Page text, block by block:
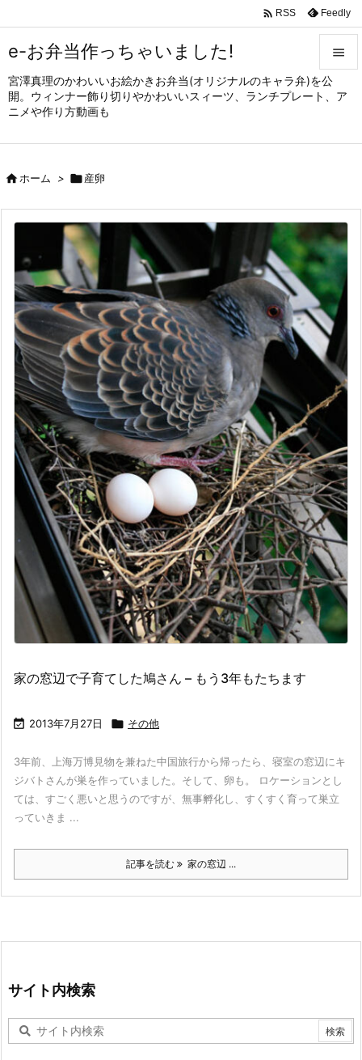
e-お弁当作っちゃいました!
宮澤真理のかわいいお絵かきお弁当(オリジナルのキャラ弁)を公
開。ウィンナー飾り切りやかわいいスィーツ、ランチプレート、ア
ニメや作り方動画も


メニュ
サイド

次へ

 RSS Feedly
ホーム > 産卵
家の窓辺で子育てした鳩さん – もう3年もたちます
 2013年7月27日  その他
3年前、上海万博見物を兼ねた中国旅行から帰ったら、寝室の窓辺にキ
ジバトさんが巣を作っていました。そして、卵も。 ロケーションとし
ては、すごく悪いと思うのですが、無事孵化し、すくすく育って巣立
っていきま ...
記事を読む 家の窓辺 ...
サイト内検索